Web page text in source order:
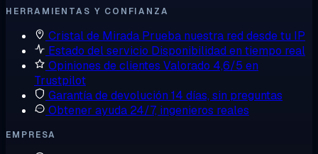
HERRAMIENTAS Y CONFIANZA
Cristal de Mirada Prueba nuestra red desde tu IP
Estado del servicio Disponibilidad en tiempo real
Opiniones de clientes Valorado 4,6/5 en
Trustpilot
Garantía de devolución 14 días, sin preguntas
Obtener ayuda 24/7, ingenieros reales
EMPRESA